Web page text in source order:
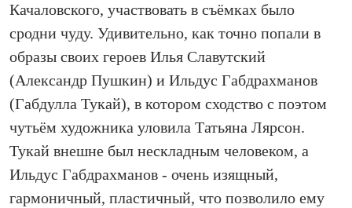
Качаловского, участвовать в съёмках было
сродни чуду. Удивительно, как точно попали в
образы своих героев Илья Славутский
(Александр Пушкин) и Ильдус Габдрахманов
(Габдулла Тукай), в котором сходство с поэтом
чутьём художника уловила Татьяна Лярсон.
Тукай внешне был нескладным человеком, а
Ильдус Габдрахманов - очень изящный,
гармоничный, пластичный, что позволило ему